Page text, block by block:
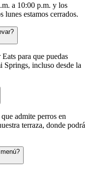
a 10:00 p.m. y los
lunes estamos cerrados.
para que puedas
Springs, incluso desde la
admite perros en
terraza, donde podrá